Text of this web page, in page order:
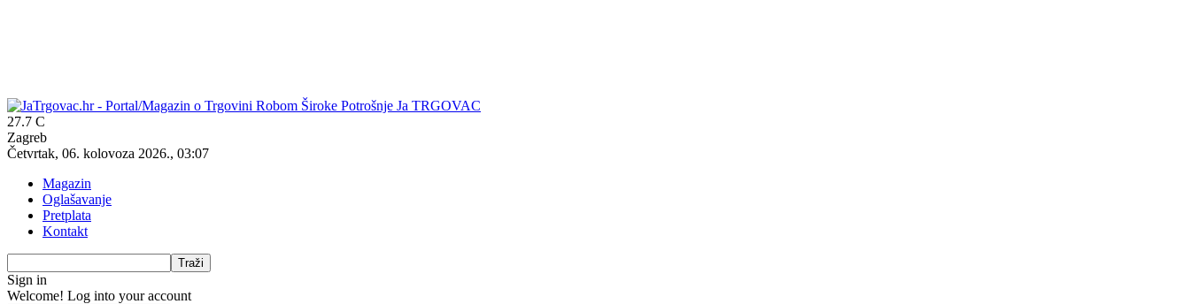
Ja TRGOVAC
27.7 C
Zagreb
Četvrtak, 06. kolovoza 2026., 03:07
Magazin
Oglašavanje
Pretplata
Kontakt
Sign in
Welcome! Log into your account